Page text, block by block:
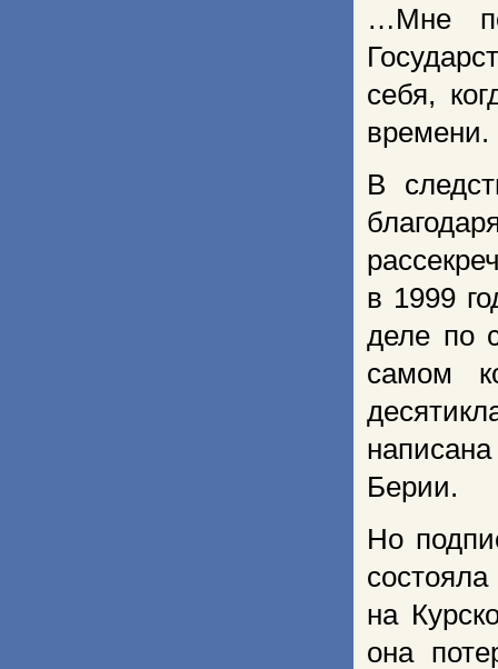
…Мне
себя,
времени.
В
в 1999
деле по
самом
Берии.
Но
на
она